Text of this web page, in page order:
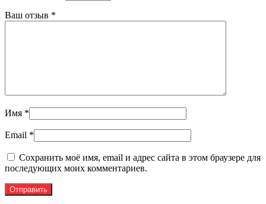
Ваш отзыв *
Имя *
Email *
Сохранить моё имя, email и адрес сайта в этом браузере для
последующих моих комментариев.